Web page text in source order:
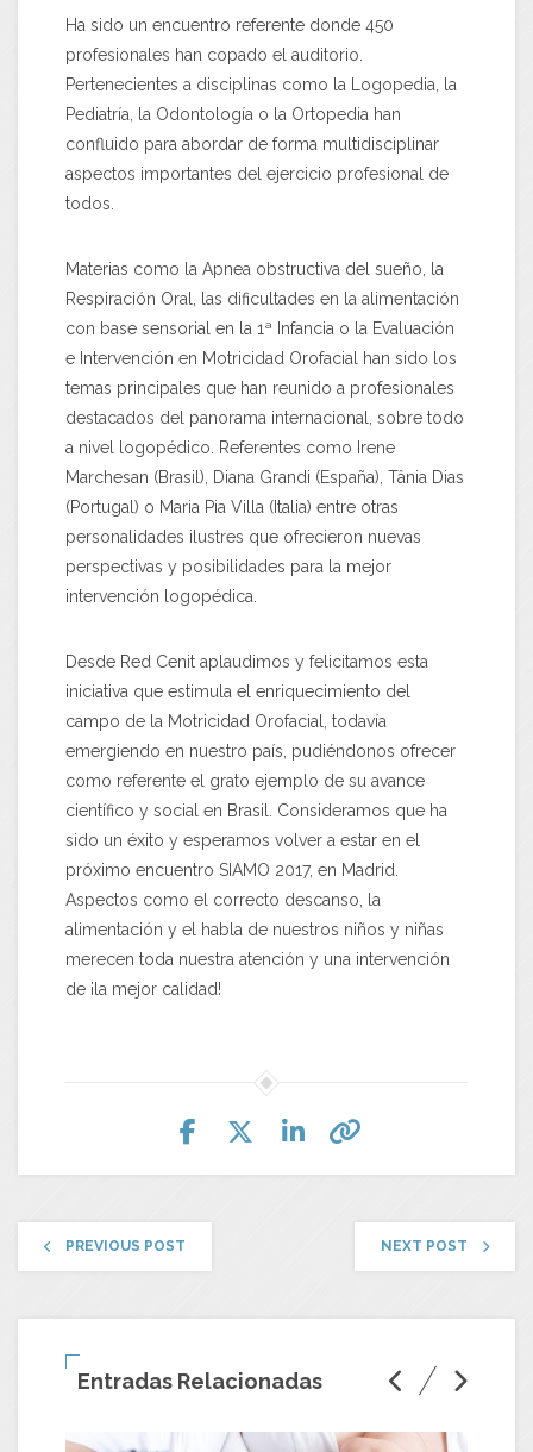
Ha sido un encuentro referente donde 450
profesionales han copado el auditorio.
Pertenecientes a disciplinas como la Logopedia, la
Pediatría, la Odontología o la Ortopedia han
confluido para abordar de forma multidisciplinar
aspectos importantes del ejercicio profesional de
todos.
Materias como la Apnea obstructiva del sueño, la
Respiración Oral, las dificultades en la alimentación
con base sensorial en la 1ª Infancia o la Evaluación
e Intervención en Motricidad Orofacial han sido los
temas principales que han reunido a profesionales
destacados del panorama internacional, sobre todo
a nivel logopédico. Referentes como Irene
Marchesan (Brasil), Diana Grandi (España), Tânia Dias
(Portugal) o Maria Pia Villa (Italia) entre otras
personalidades ilustres que ofrecieron nuevas
perspectivas y posibilidades para la mejor
intervención logopédica.
Desde Red Cenit aplaudimos y felicitamos esta
iniciativa que estimula el enriquecimiento del
campo de la Motricidad Orofacial, todavía
emergiendo en nuestro país, pudiéndonos ofrecer
como referente el grato ejemplo de su avance
científico y social en Brasil. Consideramos que ha
sido un éxito y esperamos volver a estar en el
próximo encuentro SIAMO 2017, en Madrid.
Aspectos como el correcto descanso, la
alimentación y el habla de nuestros niños y niñas
merecen toda nuestra atención y una intervención
de ¡la mejor calidad!
PREVIOUS POST NEXT POST
Entradas Relacionadas